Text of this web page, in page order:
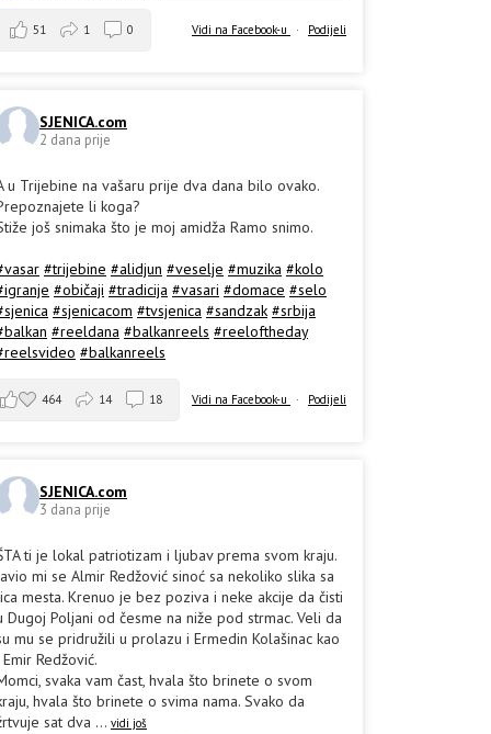
Vidi na Facebook-u · Podijeli
51 1 0
SJENICA.com
2 dana prije
u Trijebine na vašaru prije dva dana bilo ovako.
li koga?
još snimaka što je moj amidža Ramo snimo.
#trijebine #alidjun #veselje #muzika #kolo
#običaji #tradicija #vasari #domace #selo
#sjenicacom #tvsjenica #sandzak #srbija
#reeldana #balkanreels #reeloftheday
#balkanreels
Vidi na Facebook-u · Podijeli
464 14 18
SJENICA.com
3 dana prije
ti je lokal patriotizam i ljubav prema svom kraju.
mi se Almir Redžović sinoć sa nekoliko slika sa
mesta. Krenuo je bez poziva i neke akcije da čisti
Dugoj Poljani od česme na niže pod strmac. Veli da
mu se pridružili u prolazu i Ermedin Kolašinac kao
Redžović.
svaka vam čast, hvala što brinete o svom
hvala što brinete o svima nama. Svako da
sat dva ... vidi još